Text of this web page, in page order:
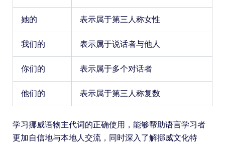
她的 表示属于第三人称女性
我们的 表示属于说话者与他人
你们的 表示属于多个对话者
他们的 表示属于第三人称复数
学习挪威语物主代词的正确使用，能够帮助语言学习者
更加自信地与本地人交流，同时深入了解挪威文化特